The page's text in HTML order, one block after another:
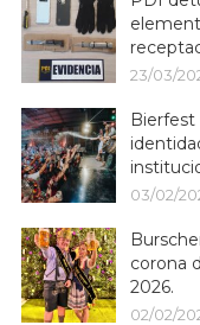
23/03/
03/02/
corona
2026.
02/02/